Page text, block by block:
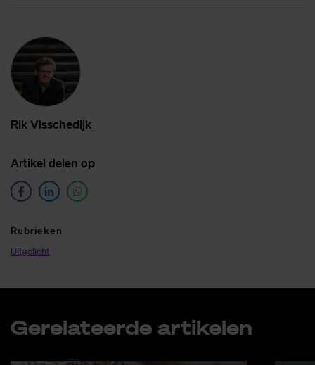
Rik Vis­sche­dijk
Ar­ti­kel de­len op
Ru­brie­ken
Uitgelicht
Ge­re­la­teer­de ar­ti­ke­len